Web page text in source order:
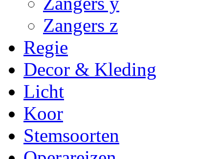
Zangers z
Regie
Decor & Kleding
Licht
Koor
Stemsoorten